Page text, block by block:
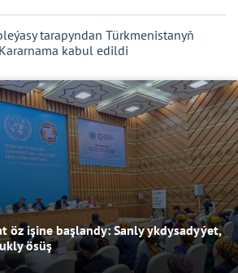
tarapyndan Türkmenistanyň
kabul edildi
öz işine başlandy: Sanly ykdysadyýet,
ösüş